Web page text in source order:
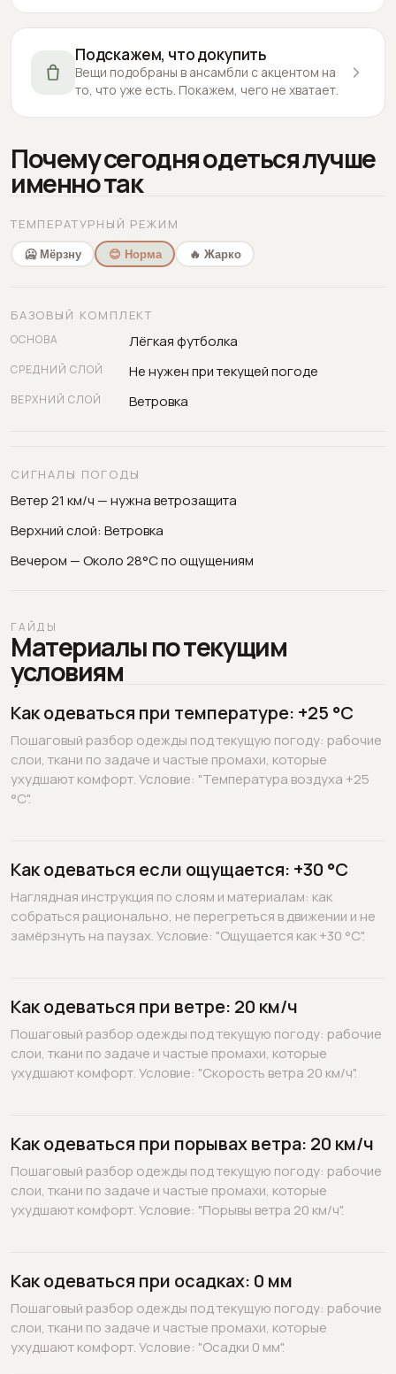
Подскажем, что докупить
Вещи подобраны в ансамбли с акцентом на
то, что уже есть. Покажем, чего не хватает.
Почему сегодня одеться лучше
именно так
ТЕМПЕРАТУРНЫЙ РЕЖИМ
🥶 Мёрзну 😊 Норма 🔥 Жарко
БАЗОВЫЙ КОМПЛЕКТ
ОСНОВА Лёгкая футболка
СРЕДНИЙ СЛОЙ Не нужен при текущей погоде
ВЕРХНИЙ СЛОЙ Ветровка
СИГНАЛЫ ПОГОДЫ
Ветер 21 км/ч — нужна ветрозащита
Верхний слой: Ветровка
Вечером — Около 28°C по ощущениям
ГАЙДЫ
Материалы по текущим
условиям
Как одеваться при температуре: +25 °C
Пошаговый разбор одежды под текущую погоду: рабочие
слои, ткани по задаче и частые промахи, которые
ухудшают комфорт. Условие: "Температура воздуха +25
°C".
Как одеваться если ощущается: +30 °C
Наглядная инструкция по слоям и материалам: как
собраться рационально, не перегреться в движении и не
замёрзнуть на паузах. Условие: "Ощущается как +30 °C".
Как одеваться при ветре: 20 км/ч
Пошаговый разбор одежды под текущую погоду: рабочие
слои, ткани по задаче и частые промахи, которые
ухудшают комфорт. Условие: "Скорость ветра 20 км/ч".
Как одеваться при порывах ветра: 20 км/ч
Пошаговый разбор одежды под текущую погоду: рабочие
слои, ткани по задаче и частые промахи, которые
ухудшают комфорт. Условие: "Порывы ветра 20 км/ч".
Как одеваться при осадках: 0 мм
Пошаговый разбор одежды под текущую погоду: рабочие
слои, ткани по задаче и частые промахи, которые
ухудшают комфорт. Условие: "Осадки 0 мм".